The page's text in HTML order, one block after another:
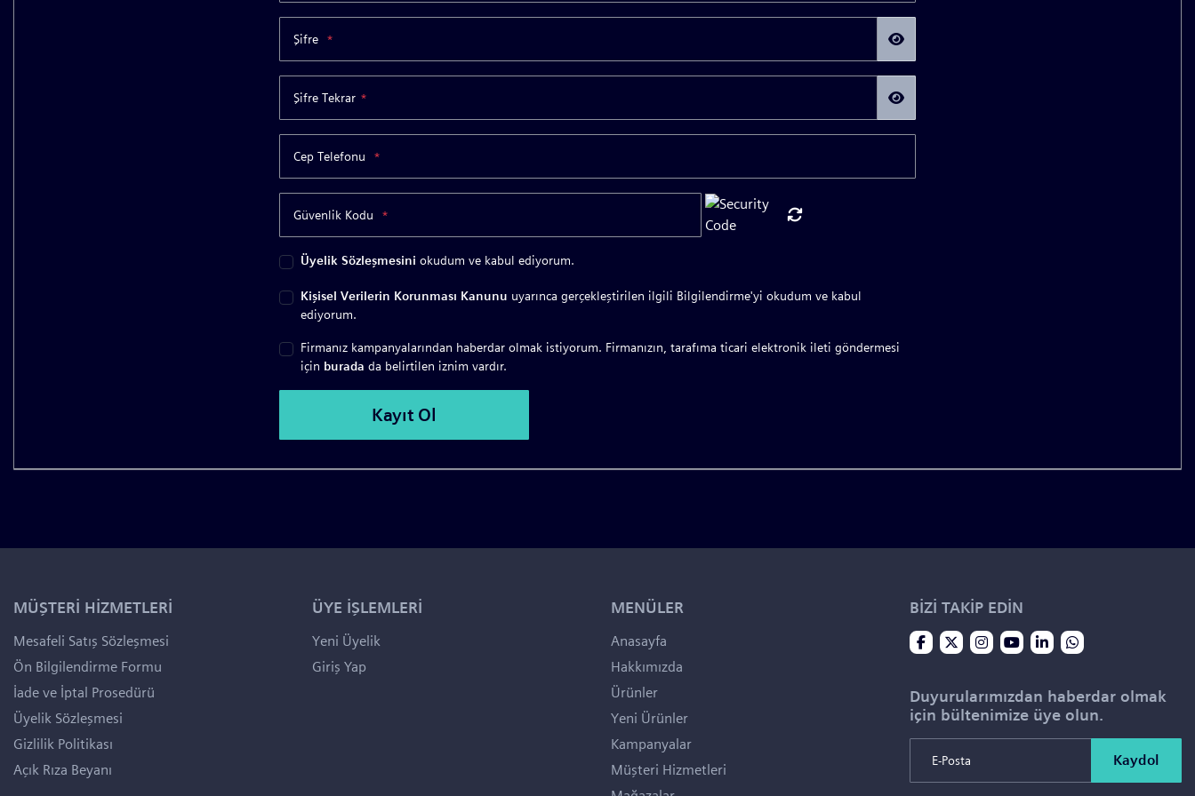
Şifre *
Şifre Tekrar *
Cep Telefonu *
Güvenlik Kodu *
Üyelik Sözleşmesini okudum ve kabul ediyorum.
Kişisel Verilerin Korunması Kanunu uyarınca gerçekleştirilen ilgili Bilgilendirme'yi okudum ve kabul
ediyorum.
Firmanız kampanyalarından haberdar olmak istiyorum. Firmanızın, tarafıma ticari elektronik ileti göndermesi
için burada da belirtilen iznim vardır.
MÜŞTERİ HİZMETLERİ
Mesafeli Satış Sözleşmesi
Ön Bilgilendirme Formu
İade ve İptal Prosedürü
Üyelik Sözleşmesi
Gizlilik Politikası
Açık Rıza Beyanı
ÜYE İŞLEMLERİ
Yeni Üyelik
Giriş Yap
MENÜLER
Anasayfa
Hakkımızda
Ürünler
Yeni Ürünler
Kampanyalar
Müşteri Hizmetleri
BİZİ TAKİP EDİN
Duyurularımızdan haberdar olmak
için bültenimize üye olun.
Kaydol